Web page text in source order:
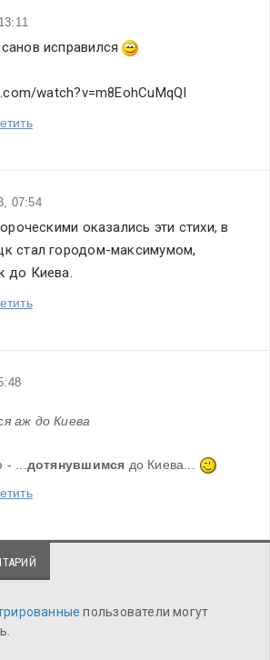
исправился
watch?v=m8EohCuMqQI
07:54
оказались эти стихи, в
стал городом-максимумом,
до Киева.
аж до Киева
... дотянувшимся до Киева...
пользователи могут